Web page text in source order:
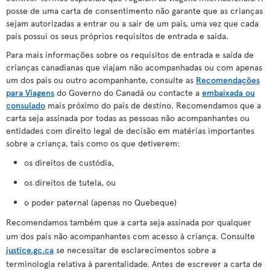
posse de uma carta de consentimento não garante que as crianças
sejam autorizadas a entrar ou a sair de um país, uma vez que cada
país possui os seus próprios requisitos de entrada e saída.
Para mais informações sobre os requisitos de entrada e saída de
crianças canadianas que viajam não acompanhadas ou com apenas
um dos pais ou outro acompanhante, consulte as Recomendações
para Viagens do Governo do Canadá ou contacte a embaixada ou
consulado mais próximo do país de destino. Recomendamos que a
carta seja assinada por todas as pessoas não acompanhantes ou
entidades com direito legal de decisão em matérias importantes
sobre a criança, tais como os que detiverem:
os direitos de custódia,
os direitos de tutela, ou
o poder paternal (apenas no Quebeque)
Recomendamos também que a carta seja assinada por qualquer
um dos pais não acompanhantes com acesso à criança. Consulte
justice.gc.ca se necessitar de esclarecimentos sobre a
terminologia relativa à parentalidade. Antes de escrever a carta de